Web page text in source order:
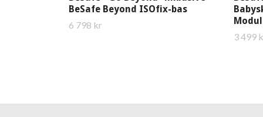
BeSafe Beyond ISOfix-bas
6 798 kr
3 499